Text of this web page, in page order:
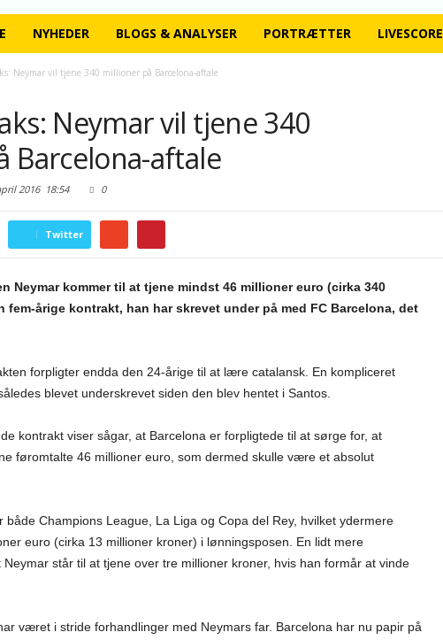
NYHEDER BLOGS & ANALYSER PORTRÆTTER LIVESCORE
Neymar vil tjene 340 millioner på Barcelona-aftale
Neymar vil tjene 340
Barcelona-aftale
201618:54 0
Twitter
Neymar kommer til at tjene mindst 46 millioner euro (cirka 340
fem-årige kontrakt, han har skrevet under på med FC Barcelona, det
forpligter endda den 24-årige til at lære catalansk. En kompliceret
blevet underskrevet siden den blev hentet i Santos.
kontrakt viser sågar, at Barcelona er forpligtede til at sørge for, at
føromtalte 46 millioner euro, som dermed skulle være et absolut
både Champions League, La Liga og Copa del Rey, hvilket ydermere
euro (cirka 13 millioner kroner) i lønningsposen. En lidt mere
står til at tjene over tre millioner kroner, hvis han formår at vinde
været i stride forhandlinger med Neymars far. Barcelona har nu papir på